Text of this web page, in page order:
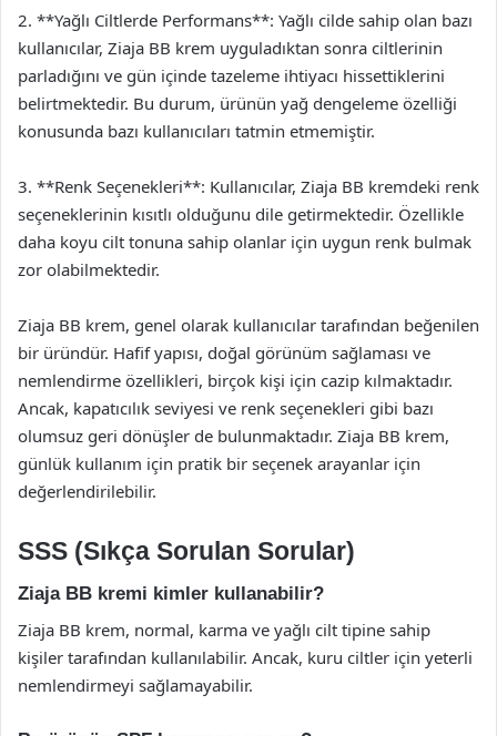
2. **Yağlı Ciltlerde Performans**: Yağlı cilde sahip olan bazı
kullanıcılar, Ziaja BB krem uyguladıktan sonra ciltlerinin
parladığını ve gün içinde tazeleme ihtiyacı hissettiklerini
belirtmektedir. Bu durum, ürünün yağ dengeleme özelliği
konusunda bazı kullanıcıları tatmin etmemiştir.
3. **Renk Seçenekleri**: Kullanıcılar, Ziaja BB kremdeki renk
seçeneklerinin kısıtlı olduğunu dile getirmektedir. Özellikle
daha koyu cilt tonuna sahip olanlar için uygun renk bulmak
zor olabilmektedir.
Ziaja BB krem, genel olarak kullanıcılar tarafından beğenilen
bir üründür. Hafif yapısı, doğal görünüm sağlaması ve
nemlendirme özellikleri, birçok kişi için cazip kılmaktadır.
Ancak, kapatıcılık seviyesi ve renk seçenekleri gibi bazı
olumsuz geri dönüşler de bulunmaktadır. Ziaja BB krem,
günlük kullanım için pratik bir seçenek arayanlar için
değerlendirilebilir.
SSS (Sıkça Sorulan Sorular)
Ziaja BB kremi kimler kullanabilir?
Ziaja BB krem, normal, karma ve yağlı cilt tipine sahip
kişiler tarafından kullanılabilir. Ancak, kuru ciltler için yeterli
nemlendirmeyi sağlamayabilir.